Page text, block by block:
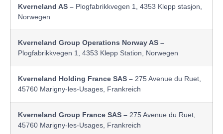
Kverneland AS – Plogfabrikkvegen 1, 4353 Klepp stasjon,
Norwegen
Kverneland Group Operations Norway AS –
Plogfabrikkvegen 1, 4353 Klepp Station, Norwegen
Kverneland Holding France SAS – 275 Avenue du Ruet,
45760 Marigny-les-Usages, Frankreich
Kverneland Group France SAS – 275 Avenue du Ruet,
45760 Marigny-les-Usages, Frankreich